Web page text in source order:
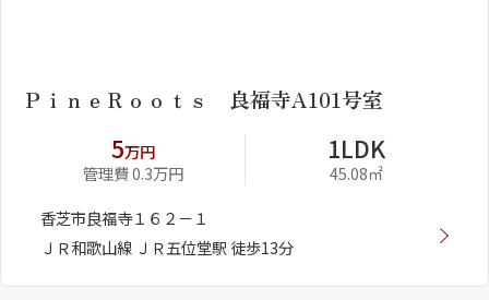
ＰｉｎｅＲｏｏｔｓ 良福寺A101号室
5万円
管理費 0.3万円
1LDK
45.08㎡
香芝市良福寺１６２－１
ＪＲ和歌山線 ＪＲ五位堂駅 徒歩13分